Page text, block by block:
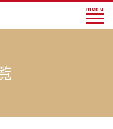
menu